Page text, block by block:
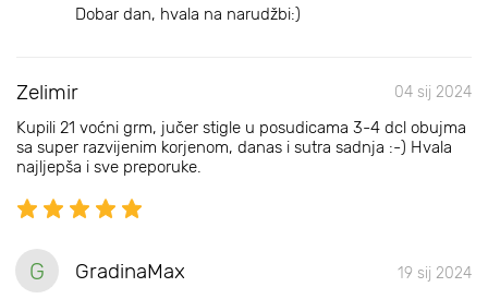
Dobar dan, hvala na narudžbi:)
Zelimir 04 sij 2024
Kupili 21 voćni grm, jučer stigle u posudicama 3-4 dcl obujma
sa super razvijenim korjenom, danas i sutra sadnja :-) Hvala
najljepša i sve preporuke.
G GradinaMax 19 sij 2024